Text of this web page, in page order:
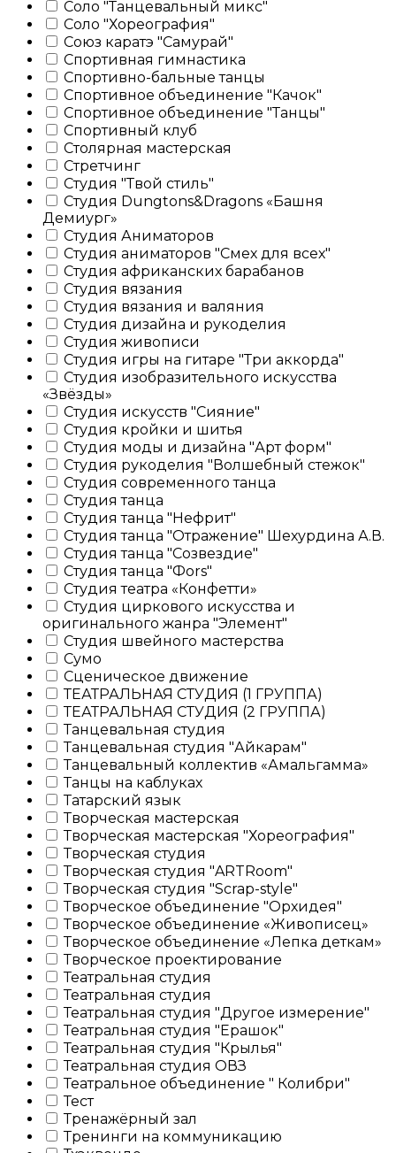
Соло "Танцевальный микс"
Соло "Хореография"
Союз каратэ "Самурай"
Спортивная гимнастика
Спортивно-бальные танцы
Спортивное объединение "Качок"
Спортивное объединение "Танцы"
Спортивный клуб
Столярная мастерская
Стретчинг
Студия "Твой стиль"
Студия Dungtons&Dragons «Башня
Демиург»
Студия Аниматоров
Студия аниматоров "Смех для всех"
Студия африканских барабанов
Студия вязания
Студия вязания и валяния
Студия дизайна и рукоделия
Студия живописи
Студия игры на гитаре "Три аккорда"
Студия изобразительного искусства
«Звёзды»
Студия искусств "Сияние"
Студия кройки и шитья
Студия моды и дизайна "Арт форм"
Студия рукоделия "Волшебный стежок"
Студия современного танца
Студия танца
Студия танца "Нефрит"
Студия танца "Отражение" Шехурдина А.В.
Студия танца "Созвездие"
Студия танца "Фоrs"
Студия театра «Конфетти»
Студия циркового искусства и
оригинального жанра "Элемент"
Студия швейного мастерства
Сумо
Сценическое движение
ТЕАТРАЛЬНАЯ СТУДИЯ (1 ГРУППА)
ТЕАТРАЛЬНАЯ СТУДИЯ (2 ГРУППА)
Танцевальная студия
Танцевальная студия "Айкарам"
Танцевальный коллектив «Амальгамма»
Танцы на каблуках
Татарский язык
Творческая мастерская
Творческая мастерская "Хореография"
Творческая студия
Творческая студия "ARTRoom"
Творческая студия "Scrap-style"
Творческое объединение "Орхидея"
Творческое объединение «Живописец»
Творческое объединение «Лепка деткам»
Творческое проектирование
Театральная студия
Театральная студия
Театральная студия "Другое измерение"
Театральная студия "Ерашок"
Театральная студия "Крылья"
Театральная студия ОВЗ
Театральное объединение " Колибри"
Тест
Тренажёрный зал
Тренинги на коммуникацию